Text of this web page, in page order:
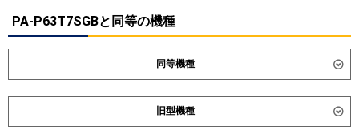
PA-P63T7SGBと同等の機種
同等機種
ダイキン SSRH63DNV SSRH63DV
SSRHU63DV
旧型機種